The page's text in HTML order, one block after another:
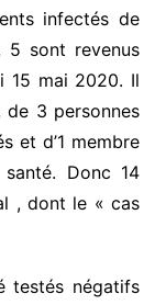
infectés de
5 sont revenus
15 mai 2020. Il
de 3 personnes
et d’1 membre
Donc 14
, dont le « cas
testés négatifs